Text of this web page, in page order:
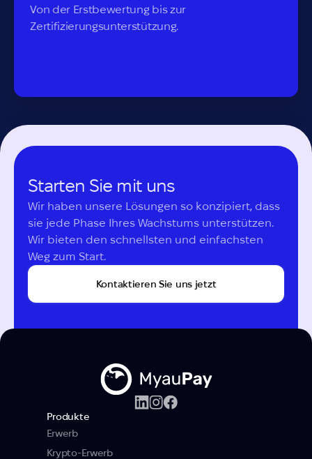
Von der Erstbewertung bis zur
Zertifizierungsunterstützung.
Starten Sie mit uns
Wir haben unsere Lösungen so konzipiert, dass
sie jede Phase Ihres Wachstums unterstützen.
Wir bieten den schnellsten und einfachsten
Weg zum Start.
Kontaktieren Sie uns jetzt
Produkte
Erwerb
Krypto-Erwerb